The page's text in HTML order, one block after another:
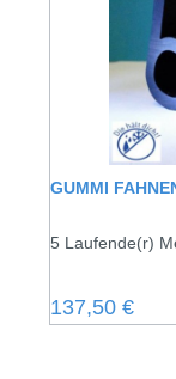
GUMMI
5 Laufende(r)
Regulärer
137,50 €